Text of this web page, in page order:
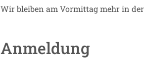
Wir bleiben am Vormittag mehr in
Anmeldung